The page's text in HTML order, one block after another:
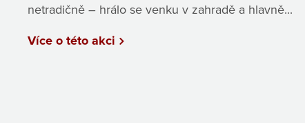
netradičně – hrálo se venku v zahradě a hlavně...
Více o této akci